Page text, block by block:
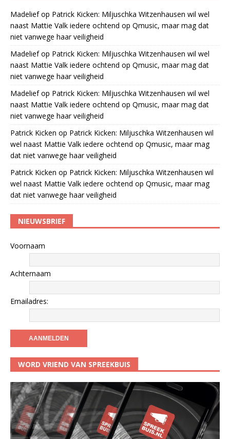
Madeliefop Patrick Kicken: Miljuschka Witzenhausen wil wel
naast Mattie Valk iedere ochtend op Qmusic, maar mag dat
niet vanwege haar veiligheid
Madeliefop Patrick Kicken: Miljuschka Witzenhausen wil wel
naast Mattie Valk iedere ochtend op Qmusic, maar mag dat
niet vanwege haar veiligheid
Madeliefop Patrick Kicken: Miljuschka Witzenhausen wil wel
naast Mattie Valk iedere ochtend op Qmusic, maar mag dat
niet vanwege haar veiligheid
Patrick Kicken op Patrick Kicken: Miljuschka Witzenhausen wil
wel naast Mattie Valk iedere ochtend op Qmusic, maar mag
dat niet vanwege haar veiligheid
Patrick Kicken op Patrick Kicken: Miljuschka Witzenhausen wil
wel naast Mattie Valk iedere ochtend op Qmusic, maar mag
dat niet vanwege haar veiligheid
NIEUWSBRIEF
Voornaam
Achternaam
Emailadres:
WORD VRIEND VAN SPREEKBUIS